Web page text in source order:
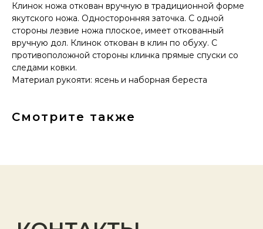
Клинок ножа откован вручную в традиционной форме
якутского ножа. Односторонняя заточка. С одной
стороны лезвие ножа плоское, имеет откованный
вручную дол. Клинок откован в клин по обуху. С
противоположной стороны клинка прямые спуски со
следами ковки.
Материал рукояти: ясень и наборная береста
Смотрите также
Будем рады продемонстрировать вам
нашу продукцию. Позвоните нам или
оставьте запрос на звонок менеджера
для консультации
Адрес:"НОЖИ ПАВЛОВО", 606104,
ул. Восточная, 3Б (самовывоз), г. Павлово,
ООО "ПТФ" ИНН 6686090373
Часы работы:ПН-ПТ с 09.00 до 17.00
+7